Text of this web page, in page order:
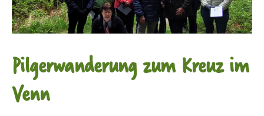
Pilgerwanderung zum Kreuz im
Venn